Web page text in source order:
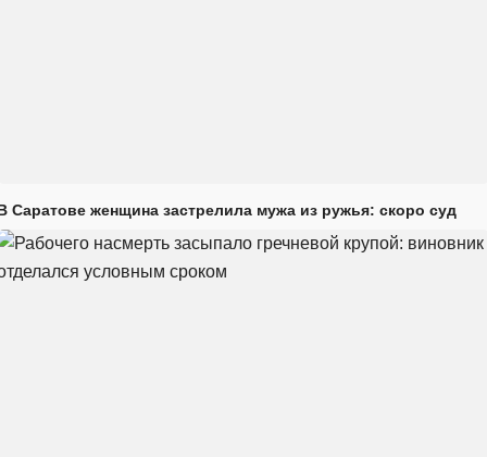
Саратове женщина застрелила мужа из ружья: скоро суд